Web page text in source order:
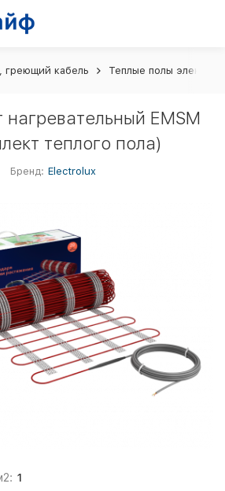
греющий кабель Теплые полы
EMSM
теплого пола)
Бренд: Electrolux
1